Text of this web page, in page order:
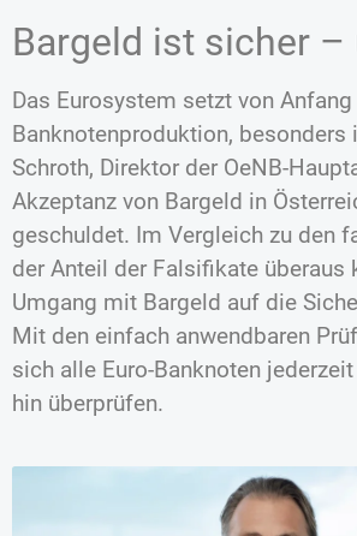
Bargeld ist sicher
Das Eurosystem setzt von
Banknotenproduktion,
Schroth, Direktor der OeNB-
Akzeptanz von Bargeld in
geschuldet. Im Vergleich zu den
der Anteil der Falsifikate
Umgang mit Bargeld auf die
Mit den einfach anwendbaren
sich alle Euro-Banknoten
hin überprüfen.